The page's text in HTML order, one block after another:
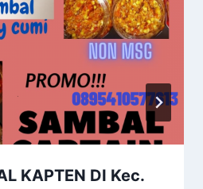
KAPTEN DI Kec.